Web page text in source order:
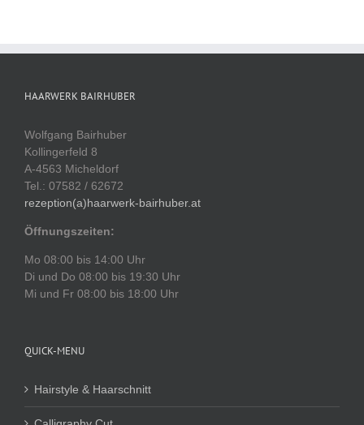
HAARWERK BAIRHUBER
Wolfgang Bairhuber
Kollingerfeld 8
A-4563 Micheldorf
Tel.: 07582 / 62672
rezeption(a)haarwerk-bairhuber.at
Öffnungszeiten:
Mo 08:00 bis 14:00 Uhr
Di und Do 08:00 bis 19:30 Uhr
Mi und Fr 08:00 bis 18:00 Uhr
QUICK-MENU
Hairstyle & Haarschnitt